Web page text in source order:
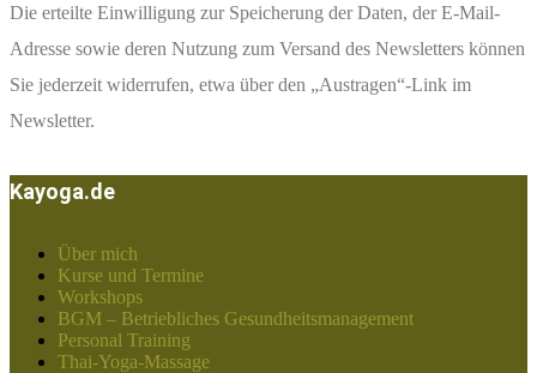
Die erteilte Einwilligung zur Speicherung der Daten, der E-Mail-
Adresse sowie deren Nutzung zum Versand des Newsletters können
Sie jederzeit widerrufen, etwa über den „Austragen“-Link im
Newsletter.
Kayoga.de
Über mich
Kurse und Termine
Workshops
BGM – Betriebliches Gesundheitsmanagement
Personal Training
Thai-Yoga-Massage